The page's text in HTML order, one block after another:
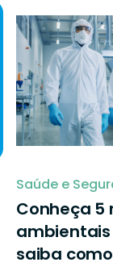
Saúde e
Conheça 5
saiba